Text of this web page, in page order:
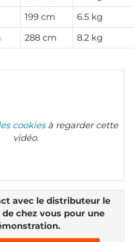
199 cm
6.5 kg
288 cm 8.2 kg
cookiesà regarder cette
vidéo.
avec le distributeur le
chez vous pour une